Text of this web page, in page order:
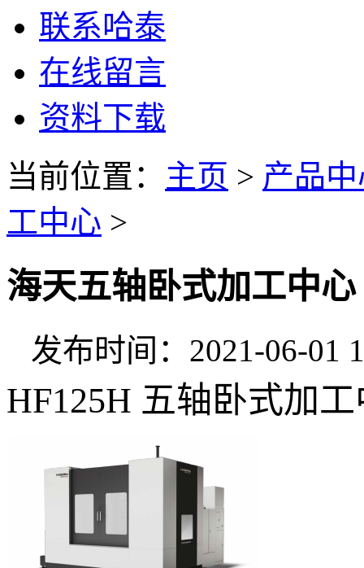
联系哈泰
在线留言
资料下载
当前位置： 主页 > 产品
工中心 >
海天五轴卧式加工中心
发布时间：2021-06-01
HF125H 五轴卧式加